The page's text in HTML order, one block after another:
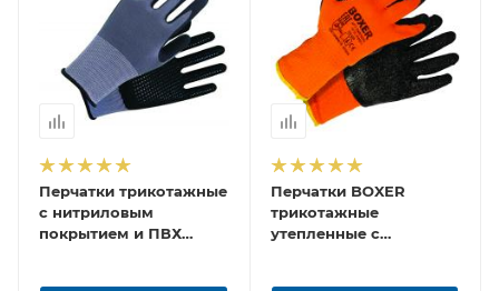
Перчатки трикотажные
с нитриловым
покрытием и ПВХ
Перчатки BOXER
трикотажные
утепленные с